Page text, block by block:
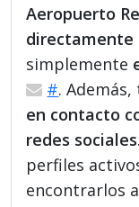
Aeropuerto
simplemente
#.
en contacto
redes sociales
perfiles
encontrarlos